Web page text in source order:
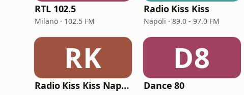
RTL 102.5
Milano · 102.5 FM
Radio Kiss Kiss
Napoli · 89.0 - 97.0 FM
RK
Radio Kiss Kiss Napoli
D8
Dance 80